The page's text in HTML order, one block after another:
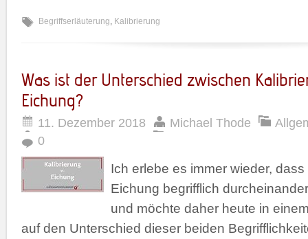
Begriffserläuterung, Kalibrierung
Was ist der Unterschied zwischen
Eichung?
11. Dezember 2018 Michael Thode
0
Ich erlebe es immer wieder,
Eichung begrifflich
und möchte daher heute in
auf den Unterschied dieser beiden